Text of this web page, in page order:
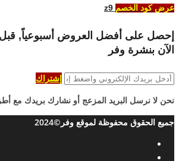
عرض كود الخصم
إحصل على أفضل العروض أسبوعياً,
الآن بنشرة وفر
إشتراك
نحن لا نرسل البريد المزعج أو نشارك بريدك مع
جميع الحقوق محفوظة لموقع وفر©2024